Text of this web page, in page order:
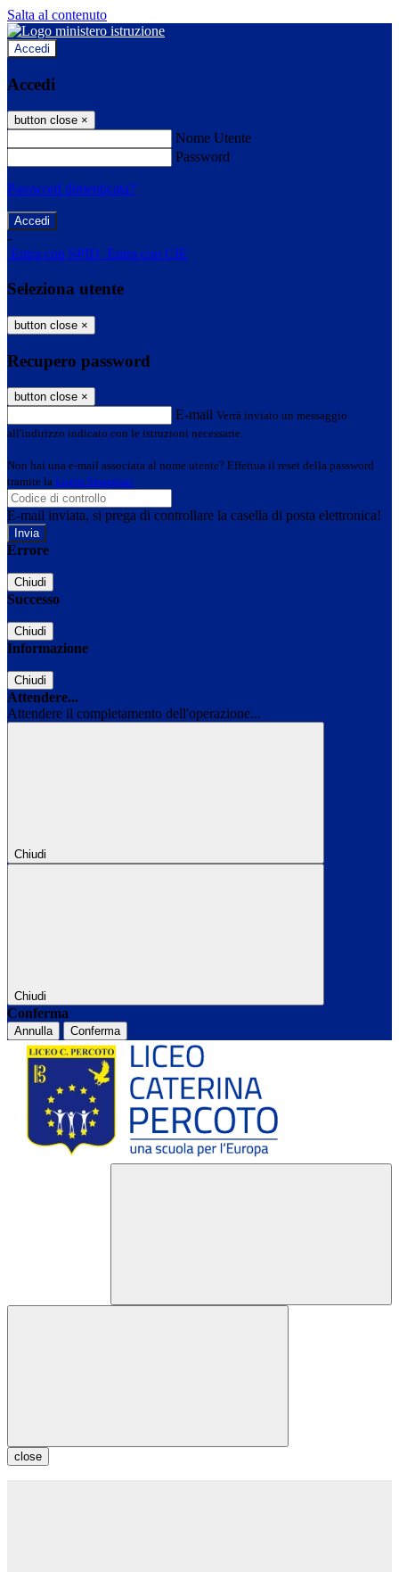
Salta al contenuto
Accedi
Accedi
button close ×
Nome Utente
Password
Password dimenticata?
-
Entra con SPID Entra con CIE
Seleziona utente
button close ×
Recupero password
button close ×
E-mail Verrà inviato un messaggio
all'indirizzo indicato con le istruzioni necessarie.
Non hai una e-mail associata al nome utente? Effettua il reset della password
tramite la Login Spaggiari
E-mail inviata, si prega di controllare la casella di posta elettronica!
Errore
Chiudi
Successo
Chiudi
Informazione
Chiudi
Attendere...
Attendere il completamento dell'operazione...
Chiudi
Chiudi
Conferma
Annulla Conferma
close